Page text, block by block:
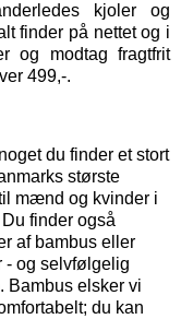
kjoler og
finder på nettet og i
og modtag fragtfrit
499,-.
du finder et stort
største
mænd og kvinder i
finder også
af bambus eller
- og selvfølgelig
Bambus elsker vi
du kan